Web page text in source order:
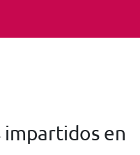
impartidos en